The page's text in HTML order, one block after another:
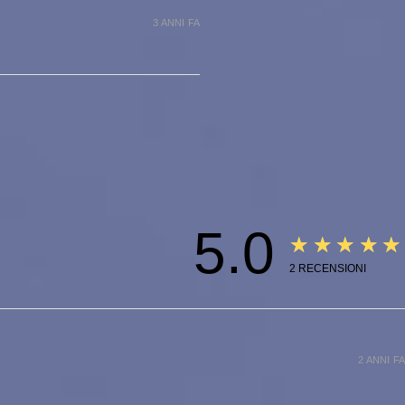
3 ANNI FA
5.0 ★★★★★
2 RECENSIONI
2 ANNI FA